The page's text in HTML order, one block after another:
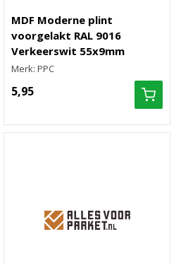
MDF Moderne plint
voorgelakt RAL 9016
Verkeerswit 55x9mm
Merk: PPC
5,95